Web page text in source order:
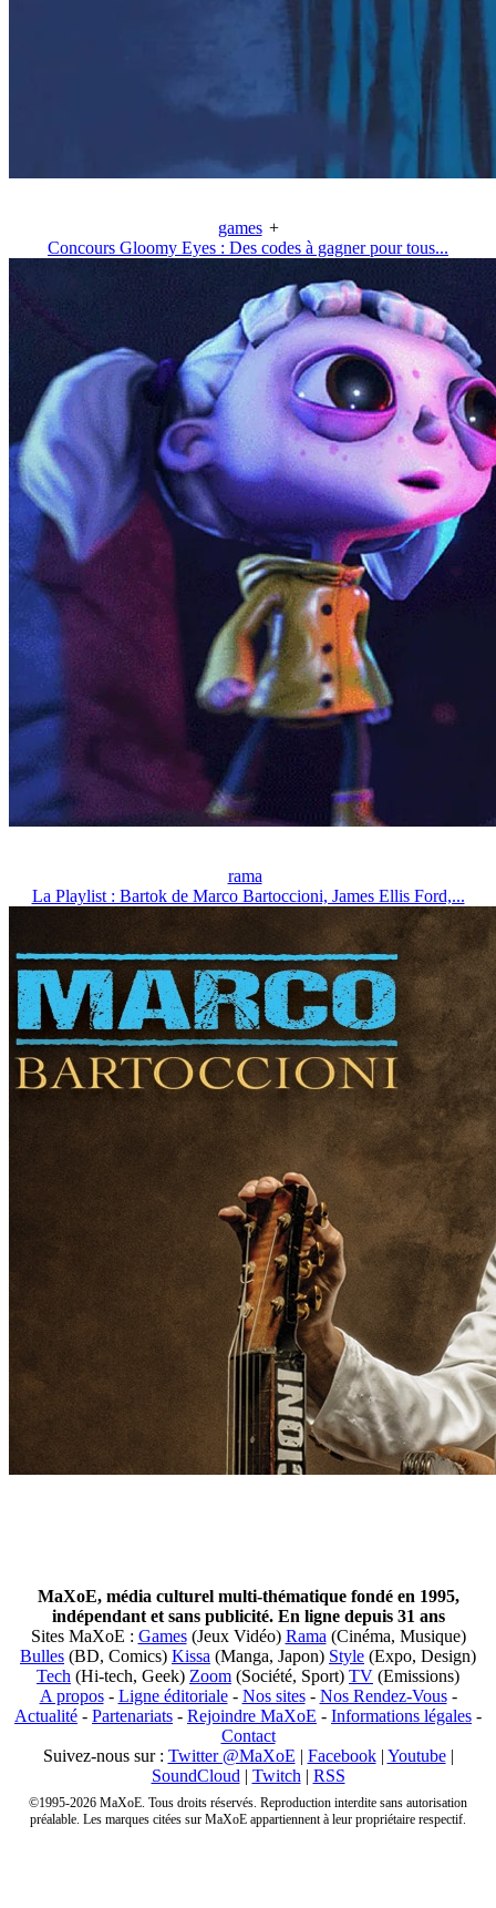
games +
Concours Gloomy Eyes : Des codes à gagner pour tous...
rama
La Playlist : Bartok de Marco Bartoccioni, James Ellis Ford,...
MaXoE, média culturel multi-thématique fondé en 1995,
indépendant et sans publicité. En ligne depuis 31 ans
Sites MaXoE : Games(Jeux Vidéo) Rama (Cinéma, Musique)
Bulles (BD, Comics) Kissa (Manga, Japon) Style (Expo, Design)
Tech (Hi-tech, Geek) Zoom (Société, Sport) TV (Emissions)
A propos- Ligne éditoriale- Nos sites- Nos Rendez-Vous-
Actualité - Partenariats - Rejoindre MaXoE - Informations légales -
Contact
Suivez-nous sur : Twitter @MaXoE | Facebook| Youtube|
SoundCloud | Twitch | RSS
©1995-2026 MaXoE. Tous droits réservés. Reproduction interdite sans autorisation
préalable. Les marques citées sur MaXoE appartiennent à leur propriétaire respectif.